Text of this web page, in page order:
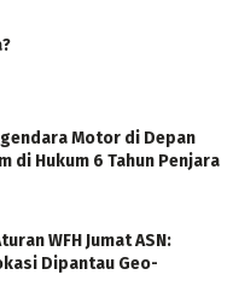
Motor di Depan
di Hukum 6 Tahun Penjara
WFH Jumat ASN:
Dipantau Geo-